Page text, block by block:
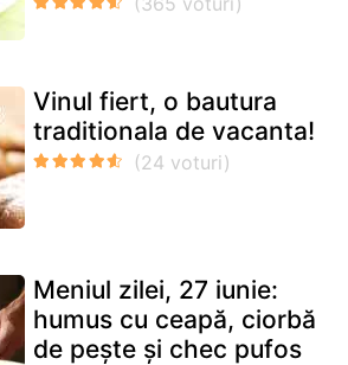
Vinul fiert, o bautura
traditionala de vacanta!
Meniul zilei, 27 iunie:
humus cu ceapă, ciorbă
de pește și chec pufos